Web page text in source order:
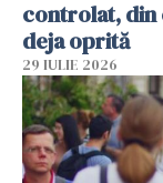
controlat, din
deja oprită
29 IULIE 2026